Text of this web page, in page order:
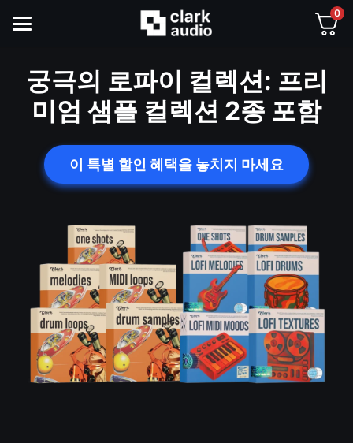
0
궁극의 로파이 컬렉션: 프리
미엄 샘플 컬렉션 2종 포함
이 특별 할인 혜택을 놓치지 마세요